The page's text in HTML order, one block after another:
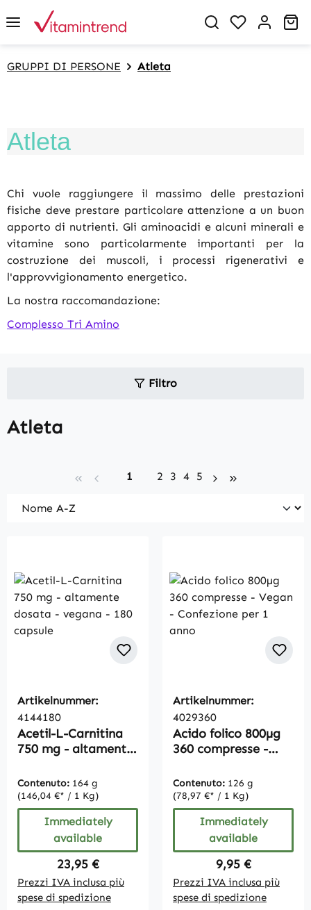
content You have 0
GRUPPI DI PERSONE Atleta
Atleta
Chi vuole raggiungere il massimo delle prestazioni
fisiche deve prestare particolare attenzione a un buon
apporto di nutrienti. Gli aminoacidi e alcuni minerali e
vitamine sono particolarmente importanti per la
costruzione dei muscoli, i processi rigenerativi e
l'approvvigionamento energetico.
La nostra raccomandazione:
Complesso Tri Amino
Filtro
Atleta
Page
1 Page
2 Page
3 Page
4 Page
5
Artikelnummer:
4144180
Acetil-L-Carnitina
750 mg - altamente
180 capsule
Contenuto: 164 g
(146,04 €* / 1 Kg)
Immediately
available
Regular price:
23,95 €
Prezzi IVA inclusa più
spese di spedizione
Artikelnummer:
4029360
Acido folico 800µg
360 compresse -
per 1 anno
Contenuto: 126 g
(78,97 €* / 1 Kg)
Immediately
available
Regular price:
9,95 €
Prezzi IVA inclusa più
spese di spedizione